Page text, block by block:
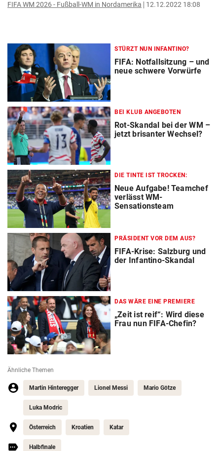
FIFA WM 2026 - Fußball-WM in Nordamerika 12.12.2022 18:08
STÜRZT NUN INFANTINO?
FIFA: Notfallsitzung – und
neue schwere Vorwürfe
BEI KLUB ANGEBOTEN
Rot-Skandal bei der WM –
jetzt brisanter Wechsel?
DIE TINTE IST TROCKEN:
Neue Aufgabe! Teamchef
verlässt WM-
Sensationsteam
PRÄSIDENT VOR DEM AUS?
FIFA-Krise: Salzburg und
der Infantino-Skandal
DAS WÄRE EINE PREMIERE
„Zeit ist reif“: Wird diese
Frau nun FIFA-Chefin?
Ähnliche Themen
Martin Hinteregger Lionel Messi Mario Götze
Luka Modric
Österreich Kroatien Katar
Halbfinale